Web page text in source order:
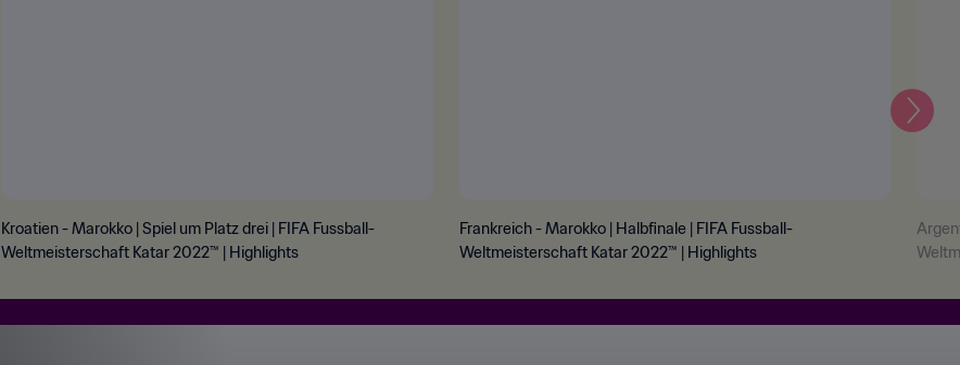
Kroatien - Marokko | Spiel um Platz drei | FIFA Fussball-
Weltmeisterschaft Katar 2022™ | Highlights
Frankreich - Marokko | Halbfinale | FIFA Fussball-
Weltmeisterschaft Katar 2022™ | Highlights